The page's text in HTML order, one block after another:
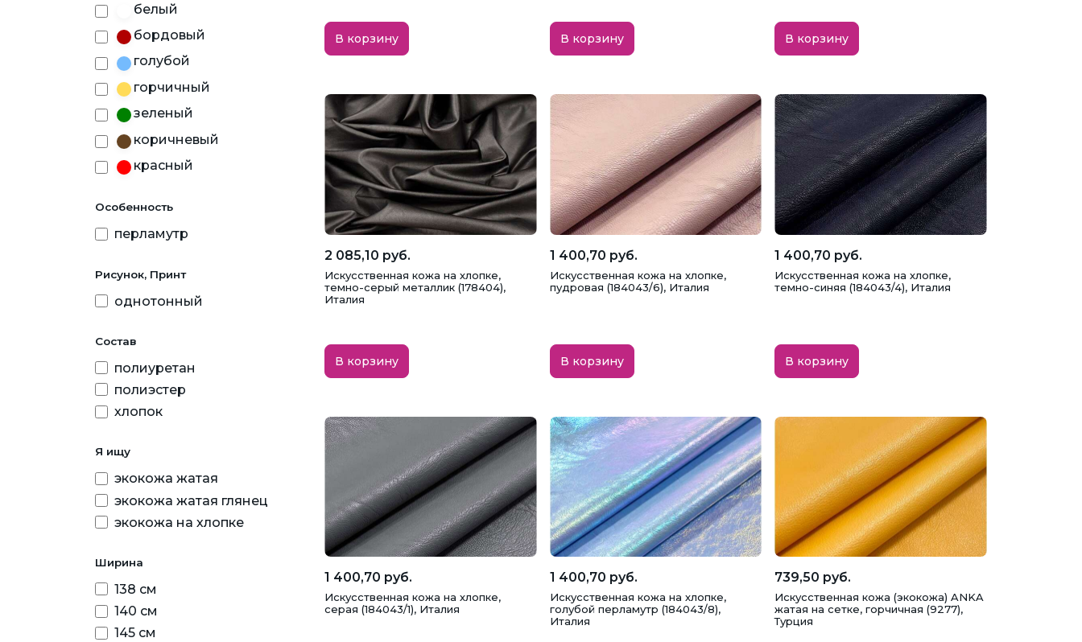
белый
бордовый
голубой
горчичный
зеленый
коричневый
красный
розовый
серебряный
серый
темно-синий
фиолетовый
Особенность
перламутр
Рисунок, Принт
однотонный
Состав
полиуретан
полиэстер
хлопок
Я ищу
экокожа жатая
экокожа жатая глянец
экокожа на хлопке
Ширина
138 см
140 см
145 см
В корзину В корзину В корзину
2 085,10 руб.
Искусственная кожа на хлопке,
темно-серый металлик (178404),
Италия
В корзину
1 400,70 руб.
Искусственная кожа на хлопке,
пудровая (184043/6), Италия
В корзину
1 400,70 руб.
Искусственная кожа на хлопке,
темно-синяя (184043/4), Италия
В корзину
1 400,70 руб.
Искусственная кожа на хлопке,
серая (184043/1), Италия
1 400,70 руб.
Искусственная кожа на хлопке,
голубой перламутр (184043/8),
Италия
739,50 руб.
Искусственная кожа (экокожа) ANKA
жатая на сетке, горчичная (9277),
Турция